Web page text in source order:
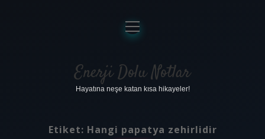
Anasayfa
Gizlilik Politikası
Yasal Uyarı
menüyü
aç
Enerji Dolu Notlar
Hayatına neşe katan kısa hikayeler!
Etiket: Hangi papatya zehirlidir